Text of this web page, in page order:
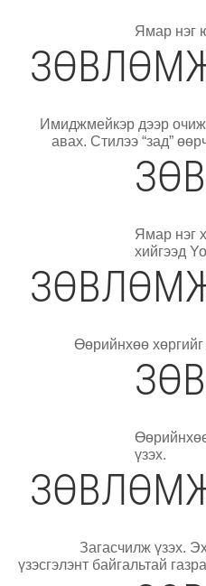
Ямар нэг
Имиджмейкэр дээр очиж
авах. Стилээ “зад”
Ямар нэг
хийгээд
Өөрийнхөө хөргийг
үзэх.
Загасчилж үзэх.
үзэсгэлэнт байгальтай